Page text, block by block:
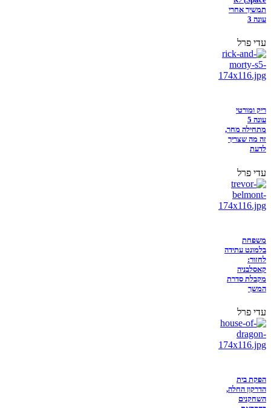
תמשיך אחרי
עונה 3
עדי פרל
ריק ומורטי
עונה 5
מתחילה מחר,
זה מה שצריך
לדעת
עדי פרל
משפחת
בלמונט עתידה
לחזור:
קאסלבניה
מקבלת סדרת
המשך
עדי פרל
הפקת בית
הדרקון החלה,
השחקנים